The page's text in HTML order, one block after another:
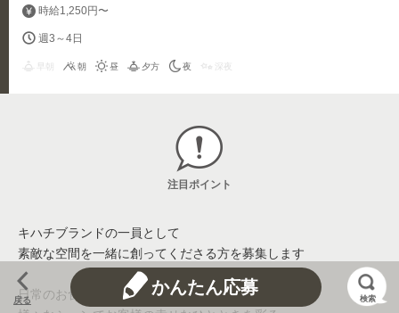
時給1,250円〜
週3～4日
朝 昼 夕方 夜 深夜
注目ポイント
キハチブランドの一員として
素敵な空間を一緒に創ってくださる方を募集します
日常のお食事や記念日、パーティーなど、
戻る
かんたん応募
検索